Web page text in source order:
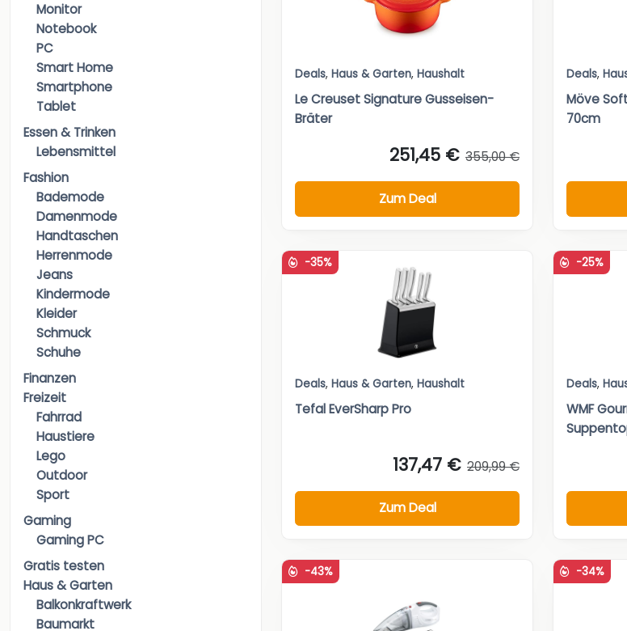
Monitor
Notebook
PC
Smart Home
Smartphone
Tablet
Essen & Trinken
Lebensmittel
Fashion
Bademode
Damenmode
Handtaschen
Herrenmode
Jeans
Kindermode
Kleider
Schmuck
Schuhe
Finanzen
Freizeit
Fahrrad
Haustiere
Lego
Outdoor
Sport
Gaming
Gaming PC
Gratis testen
Haus & Garten
Balkonkraftwerk
Baumarkt
Deals, Haus & Garten, Haushalt
Le Creuset Signature Gusseisen-
Bräter
251,45 € 355,00 €
Zum Deal
Deals,
Möve
70cm
-35%
Deals, Haus & Garten, Haushalt
Tefal EverSharp Pro
137,47 € 209,99 €
Zum Deal
-25%
Deals,
WMF
-43% -34%